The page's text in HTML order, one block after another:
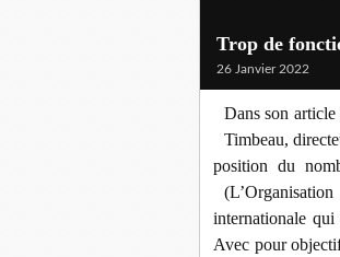
Trop de
26 Janvier 2022
Dans son
Timbeau,
position du
internationale
Avec pour